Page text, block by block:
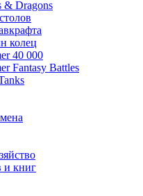
& Dragons
колец
40 000
Fantasy Battles
и книг